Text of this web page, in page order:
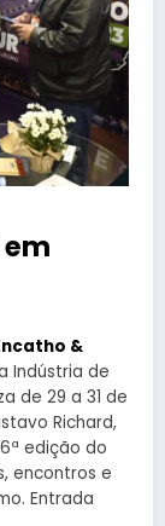
&
Indústria de
de 29 a 31 de
Richard,
edição do
encontros e
Entrada